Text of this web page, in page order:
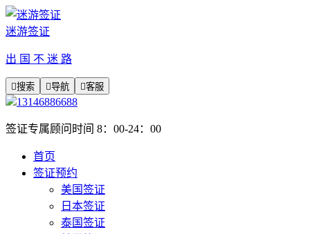
迷游签证
出 国 不 迷 路
搜索 导航 客服
13146886688
签证专属顾问时间 8：00-24：00
首页
签证预约
美国签证
日本签证
泰国签证